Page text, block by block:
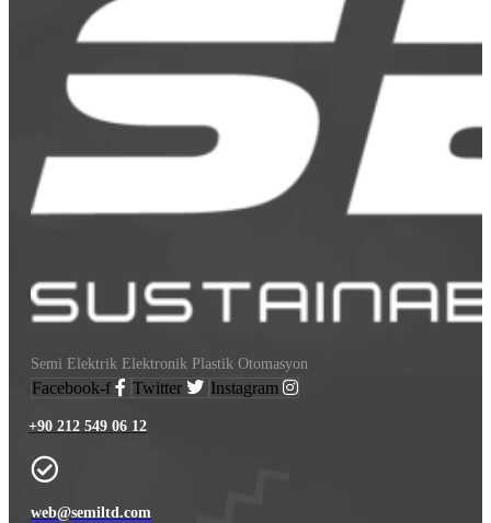
Semi Elektrik Elektronik Plastik Otomasyon
Facebook-f Twitter Instagram
+90 212 549 06 12
web@semiltd.com